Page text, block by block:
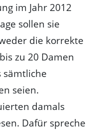
im Jahr 2012
sollen sie
die korrekte
zu 20 Damen
sämtliche
seien.
damals
Dafür spreche